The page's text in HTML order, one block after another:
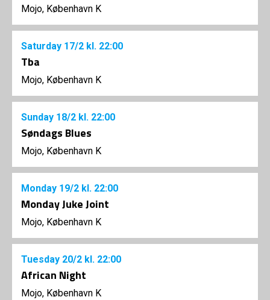
Mojo, København K
Saturday 17/2 kl. 22:00
Tba
Mojo, København K
Sunday 18/2 kl. 22:00
Søndags Blues
Mojo, København K
Monday 19/2 kl. 22:00
Monday Juke Joint
Mojo, København K
Tuesday 20/2 kl. 22:00
African Night
Mojo, København K